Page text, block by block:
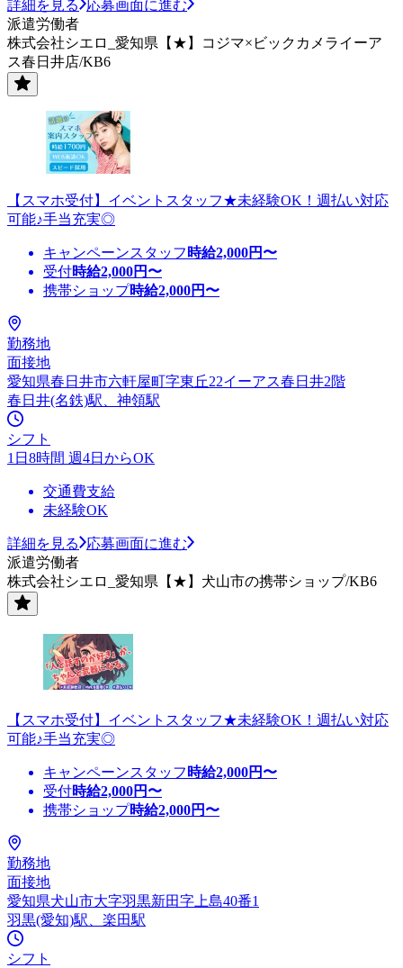
詳細を見る
応募画面に進む
派遣労働者
株式会社シエロ_愛知県【★】コジマ×ビックカメライーア
ス春日井店/KB6
【スマホ受付】イベントスタッフ★未経験OK！週払い対応
可能♪手当充実◎
キャンペーンスタッフ 時給2,000円〜
受付時給2,000円〜
携帯ショップ時給2,000円〜
勤務地
面接地
愛知県春日井市六軒屋町字東丘22イーアス春日井2階
春日井(名鉄)駅、神領駅
シフト
1日8時間 週4日からOK
交通費支給
未経験OK
詳細を見る
応募画面に進む
派遣労働者
株式会社シエロ_愛知県【★】犬山市の携帯ショップ/KB6
【スマホ受付】イベントスタッフ★未経験OK！週払い対応
可能♪手当充実◎
キャンペーンスタッフ 時給2,000円〜
受付時給2,000円〜
携帯ショップ時給2,000円〜
勤務地
面接地
愛知県犬山市大字羽黒新田字上島40番1
羽黒(愛知)駅、楽田駅
シフト